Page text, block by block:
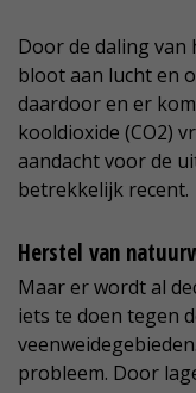
Door de daling
bloot aan lucht en
daardoor en er
kooldioxide (CO2)
aandacht voor de
betrekkelijk recent.
Herstel van
Maar er wordt al
iets te doen tegen
probleem. Door